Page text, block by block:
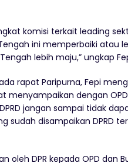
komisi terkait leading
ini memperbaiki atau
lebih maju,” ungkap
rapat Paripurna, Fepi
menyampaikan dengan
jangan sampai tidak
sudah disampaikan DPRD
oleh DPR kepada OPD dan